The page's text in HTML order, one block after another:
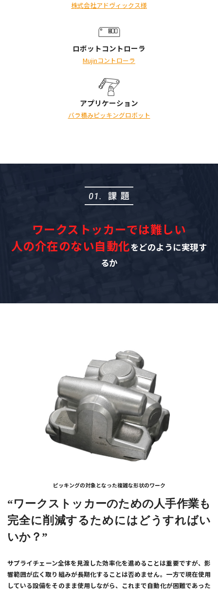
株式会社アドヴィックス様
ロボットコントローラ
Mujinコントローラ
アプリケーション
バラ積みピッキングロボット
01. 課題
ワークストッカーでは難しい
人の介在のない自動化をどのように実現す
るか
ピッキングの対象となった複雑な形状のワーク
“ワークストッカーのための人手作業も
完全に削減するためにはどうすればい
いか？”
サプライチェーン全体を見渡した効率化を進めることは重要ですが、影
響範囲が広く取り組みが長期化することは否めません。一方で現在使用
している設備をそのまま使用しながら、これまで自動化が困難であった